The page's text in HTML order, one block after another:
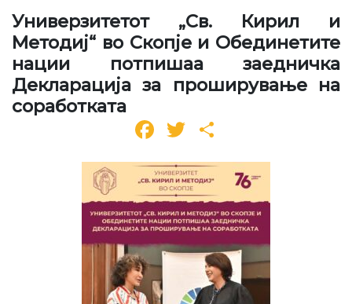
Универзитетот „Св. Кирил и
Методиј“ во Скопје и Обединетите
нации потпишаа заедничка
Декларација за проширување на
соработката
Facebook
Twitter